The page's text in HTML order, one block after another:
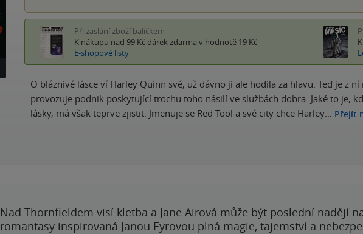
Při zaslání zboží balíčkem
K nákupu nad 99 Kč dárek zdarma v hodnotě 19 Kč
E-shopové listy
O bláznivé lásce ví Harley Quinn své, už dávno ji ale hodila za hlavu. Teď je z
provozuje podnik poskytující trochu toho násilí ve službách dobra. Jaké to je,
lásky, má však teprve zjistit. Jmenuje se Red Tool a své city chce Harley… Přejít
Nad Thornfieldem visí kletba a Jane Airová může být poslední nadějí
romantasy inspirovaná Janou Eyrovou plná magie, tajemství a